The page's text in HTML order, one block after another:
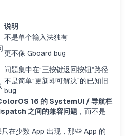
说明
不是单个输入法独有
更不像 Gboard bug
问题集中在“三按键返回按钮”路径
不是简单“更新即可解决”的已知旧
bug
16 的 SystemUI / 导航栏
之间的兼容问题 ，而不是
在少数 App 出现，那些 App 的